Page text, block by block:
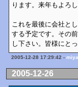
ります。来年もよろ
これを最後に会社と
する予定です。その
し下さい。皆様にと
2005-12-28 17:29:42 -
2005-12-26